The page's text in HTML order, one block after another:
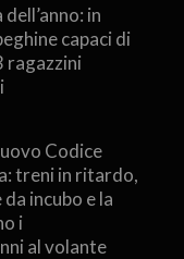
in
capaci di
ragazzini
Codice
treni in ritardo,
incubo e la
i
al volante